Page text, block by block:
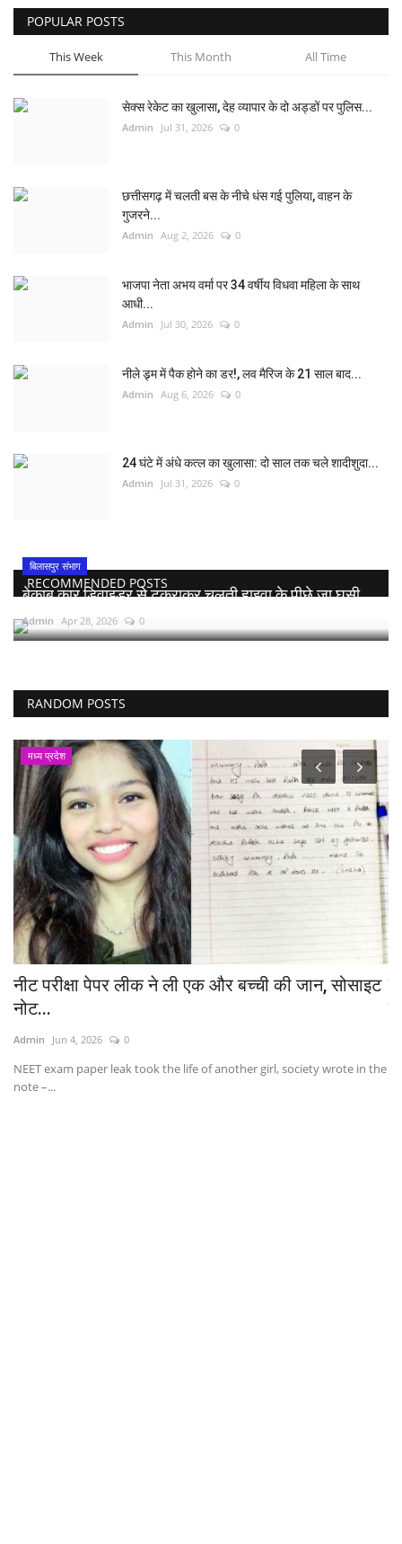
POPULAR POSTS
This Week This Month All Time
सेक्स रेकेट का खुलासा, देह व्यापार के दो अड्डों पर पुलिस...
Admin Jul 31, 2026 0
छत्तीसगढ़ में चलती बस के नीचे धंस गई पुलिया, वाहन के
गुजरने...
Admin Aug 2, 2026 0
भाजपा नेता अभय वर्मा पर 34 वर्षीय विधवा महिला के साथ
आधी...
Admin Jul 30, 2026 0
नीले ड्र्म में पैक होने का डर!, लव मैरिज के 21 साल बाद...
Admin Aug 6, 2026 0
24 घंटे में अंधे कत्ल का खुलासा: दो साल तक चले शादीशुदा...
Admin Jul 31, 2026 0
RECOMMENDED POSTS
बिलासपुर संभाग
बेकाबू कार डिवाइडर से टकराकर चलती हाइवा के पीछे जा घुसी,...
Admin Apr 28, 2026 0
RANDOM POSTS
मध्य प्रदेश
नीट परीक्षा पेपर लीक ने ली एक और बच्ची की जान, सोसाइट
नोट...
Admin Jun 4, 2026 0
NEET exam paper leak took the life of another girl, society wrote in the
note –...